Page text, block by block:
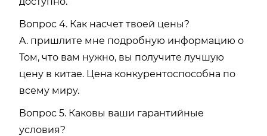
Вопрос 4. Как насчет твоей цены?
A. пришлите мне подробную информацию о
Том, что вам нужно, вы получите лучшую
цену в китае. Цена конкурентоспособна по
всему миру.
Вопрос 5. Каковы ваши гарантийные
условия?